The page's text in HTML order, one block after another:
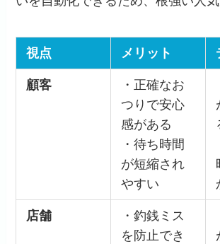
視点 メリット
顧客
・正確なお
つりで安心
感がある
・待ち時間
が短縮され
やすい
店舗
・釣銭ミス
を防止でき